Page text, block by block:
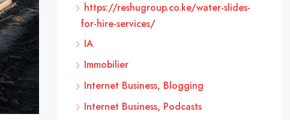
https://reshugroup.co.ke/water-slides-
for-hire-services/
IA
Immobilier
Internet Business, Blogging
Internet Business, Podcasts